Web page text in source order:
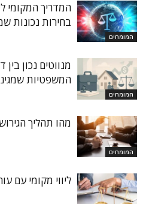
המומחים
המדריך המקומי
בחירות נכונות
המומחים
מנווטים נכון
המשפטיות
המומחים
מהו תהליך
ליווי מקומי עם